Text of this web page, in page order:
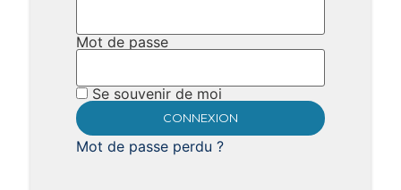
Mot de passe
Se souvenir de moi
Mot de passe perdu ?